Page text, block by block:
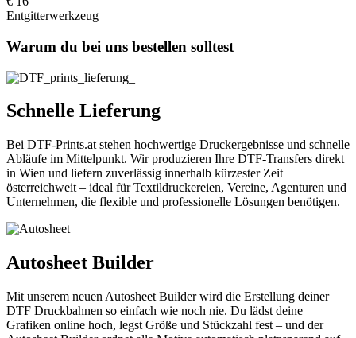
Entgitterwerkzeug
Warum du bei uns bestellen solltest​
Schnelle Lieferung
Bei DTF-Prints.at stehen hochwertige Druckergebnisse und schnelle
Abläufe im Mittelpunkt. Wir produzieren Ihre DTF-Transfers direkt
in Wien und liefern zuverlässig innerhalb kürzester Zeit
österreichweit – ideal für Textildruckereien, Vereine, Agenturen und
Unternehmen, die flexible und professionelle Lösungen benötigen.
Autosheet Builder
Mit unserem neuen Autosheet Builder wird die Erstellung deiner
DTF Druckbahnen so einfach wie noch nie. Du lädst deine
Grafiken online hoch, legst Größe und Stückzahl fest – und der